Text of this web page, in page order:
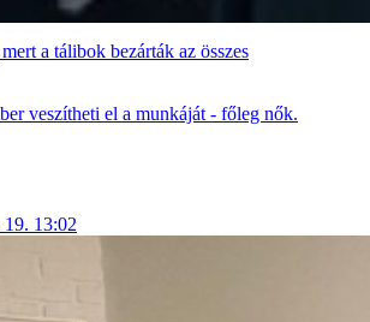
a tálibok bezárták az összes
veszítheti el a munkáját - főleg nők.
13:02